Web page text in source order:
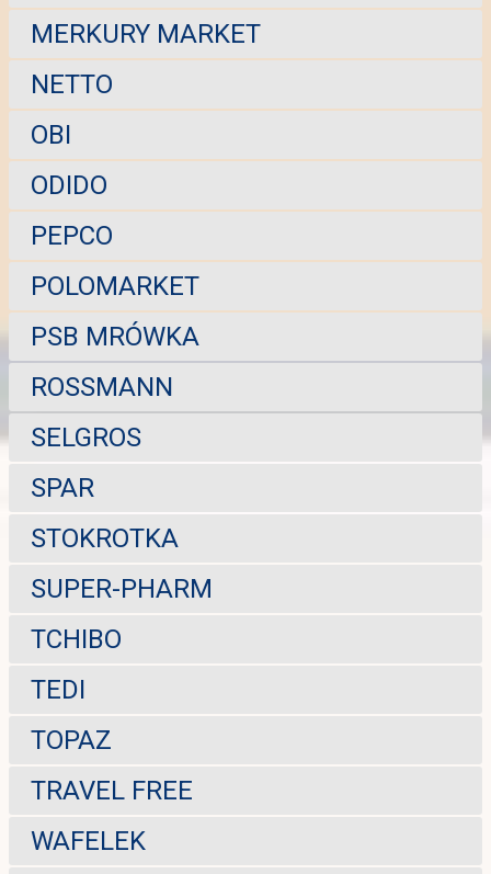
MERKURY MARKET
NETTO
OBI
ODIDO
PEPCO
POLOMARKET
PSB MRÓWKA
ROSSMANN
SELGROS
SPAR
STOKROTKA
SUPER-PHARM
TCHIBO
TEDI
TOPAZ
TRAVEL FREE
WAFELEK